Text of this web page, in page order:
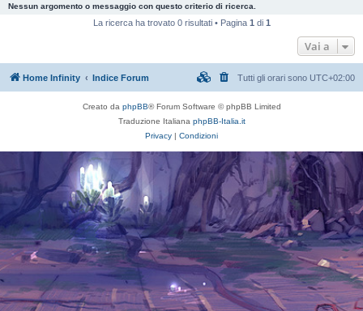
Nessun argomento o messaggio con questo criterio di ricerca.
La ricerca ha trovato 0 risultati • Pagina 1 di 1
Vai a
Home Infinity Indice Forum Tutti gli orari sono UTC+02:00
Creato da phpBB® Forum Software © phpBB Limited
Traduzione Italiana phpBB-Italia.it
Privacy | Condizioni